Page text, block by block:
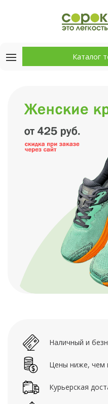
Каталог
Наличный и
Цены ниже, чем
Курьерская